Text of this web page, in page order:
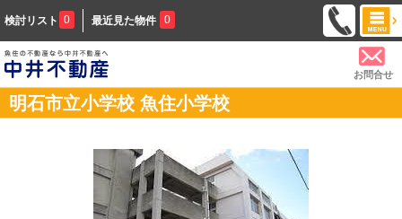
検討リスト 0 最近見た物件 0
お問合せ
明石市立小学校 魚住小学校